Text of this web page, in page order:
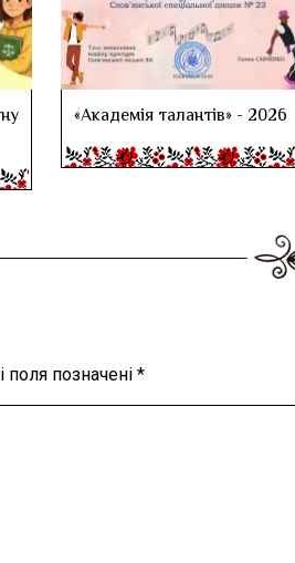
«Академія талантів» - 2026
поля позначені *